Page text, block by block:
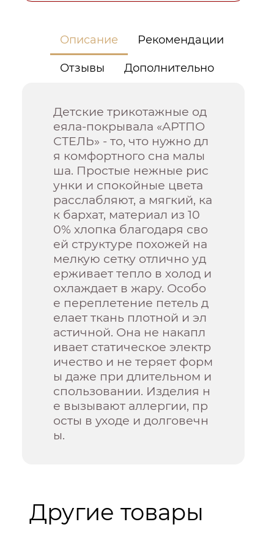
Описание Рекомендации
Отзывы Дополнительно
Детские трикотажные од
еяла-покрывала «АРТПО
СТЕЛЬ» - то, что нужно дл
я комфортного сна малы
ша. Простые нежные рис
унки и спокойные цвета
расслабляют, а мягкий, ка
к бархат, материал из 10
0% хлопка благодаря сво
ей структуре похожей на
мелкую сетку отлично уд
ерживает тепло в холод и
охлаждает в жару. Особо
е переплетение петель д
елает ткань плотной и эл
астичной. Она не накапл
ивает статическое электр
ичество и не теряет форм
ы даже при длительном и
спользовании. Изделия н
е вызывают аллергии, пр
осты в уходе и долговечн
ы.
Другие товары